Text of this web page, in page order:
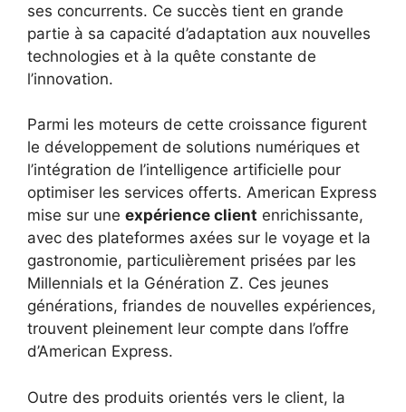
ses concurrents. Ce succès tient en grande
partie à sa capacité d’adaptation aux nouvelles
technologies et à la quête constante de
l’innovation.
Parmi les moteurs de cette croissance figurent
le développement de solutions numériques et
l’intégration de l’intelligence artificielle pour
optimiser les services offerts. American Express
mise sur une expérience client enrichissante,
avec des plateformes axées sur le voyage et la
gastronomie, particulièrement prisées par les
Millennials et la Génération Z. Ces jeunes
générations, friandes de nouvelles expériences,
trouvent pleinement leur compte dans l’offre
d’American Express.
Outre des produits orientés vers le client, la